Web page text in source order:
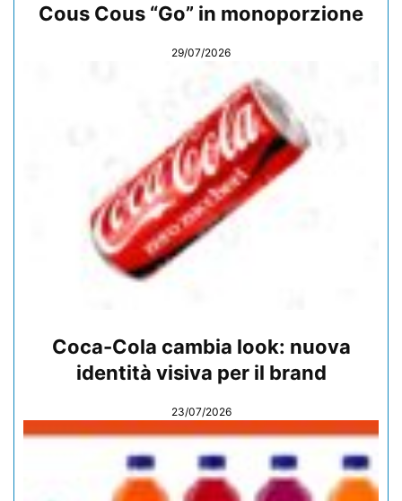
Cous Cous “Go” in monoporzione
29/07/2026
Coca-Cola cambia look: nuova
identità visiva per il brand
23/07/2026